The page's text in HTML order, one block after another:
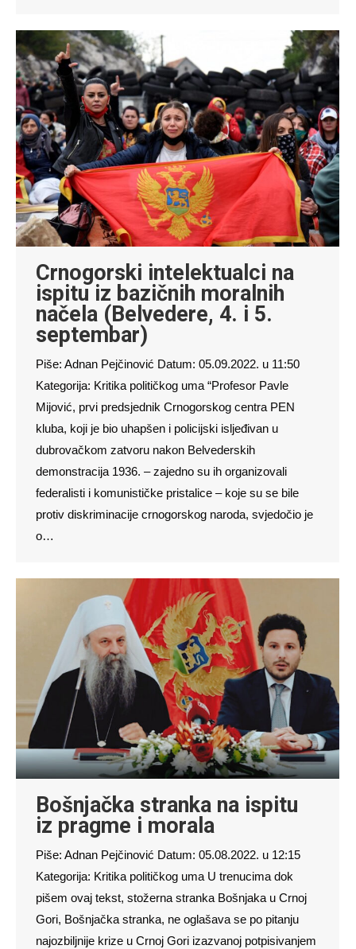
Crnogorski intelektualci na
ispitu iz bazičnih moralnih
načela (Belvedere, 4. i 5.
septembar)
Piše: Adnan Pejčinović Datum: 05.09.2022. u 11:50
Kategorija: Kritika političkog uma “Profesor Pavle
Mijović, prvi predsjednik Crnogorskog centra PEN
kluba, koji je bio uhapšen i policijski isljeđivan u
dubrovačkom zatvoru nakon Belvederskih
demonstracija 1936. – zajedno su ih organizovali
federalisti i komunističke pristalice – koje su se bile
protiv diskriminacije crnogorskog naroda, svjedočio je
o…
Bošnjačka stranka na ispitu
iz pragme i morala
Piše: Adnan Pejčinović Datum: 05.08.2022. u 12:15
Kategorija: Kritika političkog uma U trenucima dok
pišem ovaj tekst, stožerna stranka Bošnjaka u Crnoj
Gori, Bošnjačka stranka, ne oglašava se po pitanju
najozbiljnije krize u Crnoj Gori izazvanoj potpisivanjem